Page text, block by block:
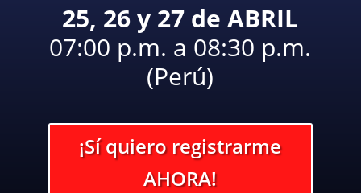
25, 26 y 27 de ABRIL
07:00 p.m. a 08:30 p.m.
(Perú)
¡Sí quiero registrarme
AHORA!